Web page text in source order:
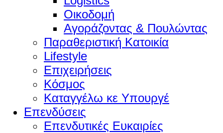
Οικοδομή
Αγοράζοντας & Πουλώντας
Παραθεριστική Κατοικία
Lifestyle
Επιχειρήσεις
Κόσμος
Καταγγέλω κε Υπουργέ
Επενδύσεις
Επενδυτικές Ευκαιρίες